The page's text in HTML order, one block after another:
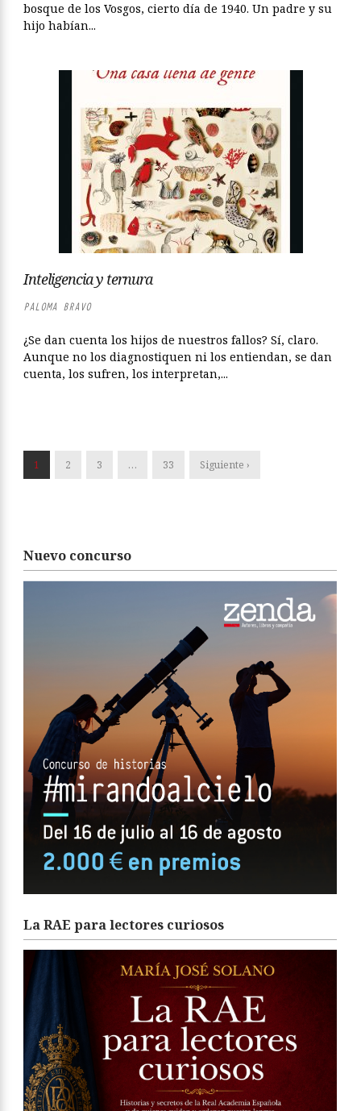
bosque de los Vosgos, cierto día de 1940. Un padre y su
hijo habían...
Inteligencia y ternura
PALOMA BRAVO
¿Se dan cuenta los hijos de nuestros fallos? Sí, claro.
Aunque no los diagnostiquen ni los entiendan, se dan
cuenta, los sufren, los interpretan,...
1 2 3 … 33 Siguiente ›
Nuevo concurso
La RAE para lectores curiosos